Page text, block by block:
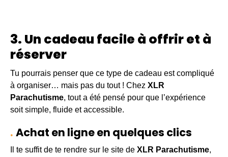
3. Un cadeau facile à offrir et à
réserver
Tu pourrais penser que ce type de cadeau est compliqué
à organiser… mais pas du tout ! Chez XLR
Parachutisme, tout a été pensé pour que l’expérience
soit simple, fluide et accessible.
Achat en ligne en quelques clics
Il te suffit de te rendre sur le site de XLR Parachutisme,